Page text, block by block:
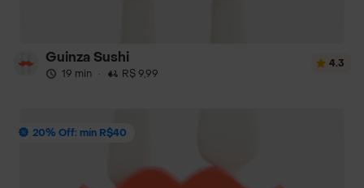
Guinza Sushi
19 min · R$ 9,99
4.3
20% Off: mín R$40